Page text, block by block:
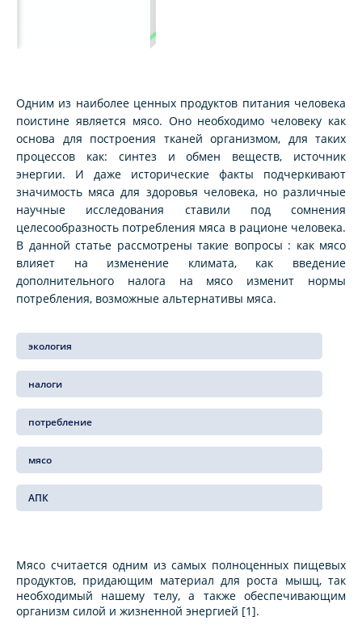
Одним из наиболее ценных продуктов питания человека
поистине является мясо. Оно необходимо человеку как
основа для построения тканей организмом, для таких
процессов как: синтез и обмен веществ, источник
энергии. И даже исторические факты подчеркивают
значимость мяса для здоровья человека, но различные
научные исследования ставили под сомнения
целесообразность потребления мяса в рационе человека.
В данной статье рассмотрены такие вопросы : как мясо
влияет на изменение климата, как введение
дополнительного налога на мясо изменит нормы
потребления, возможные альтернативы мяса.
экология
налоги
потребление
мясо
АПК
Мясо считается одним из самых полноценных пищевых
продуктов, придающим материал для роста мышц, так
необходимый нашему телу, а также обеспечивающим
организм силой и жизненной энергией [1].